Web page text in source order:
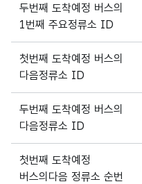
두번째 도착예정 버스의
1번째 주요정류소 ID
첫번째 도착예정 버스의
다음정류소 ID
두번째 도착예정 버스의
다음정류소 ID
첫번째 도착예정
버스의다음 정류소 순번